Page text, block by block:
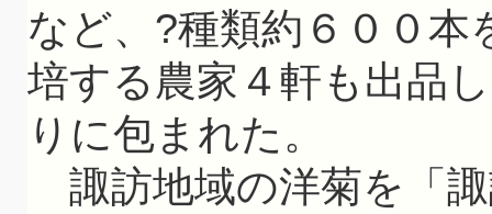
など、?種類約６００本
培する農家４軒も出品
りに包まれた。
諏訪地域の洋菊を「